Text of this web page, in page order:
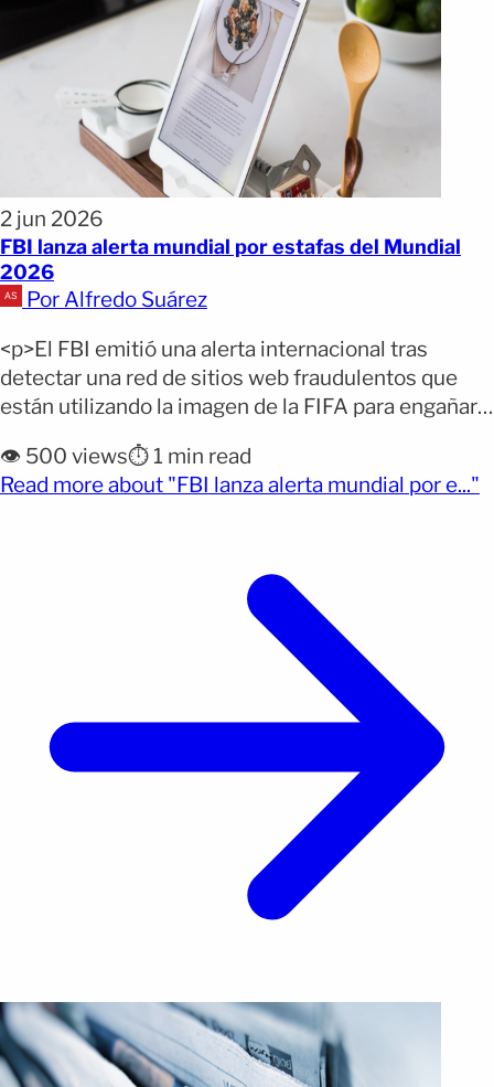
2 jun 2026
FBI lanza alerta mundial por estafas del Mundial
2026
Por Alfredo Suárez
<p>El FBI emitió una alerta internacional tras
detectar una red de sitios web fraudulentos que
están utilizando la imagen de la FIFA para engañar a
Mundial 2026. Las autoridades advirtieron que los
ciberdelincuentes están aprovechando la cercanía
👁️ 500 views⏱️ 1 min read
Read more about "FBI lanza alerta mundial por e..."